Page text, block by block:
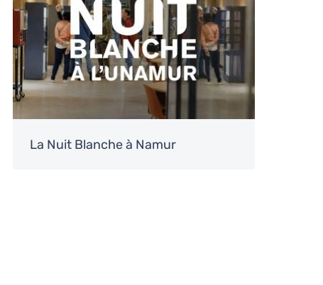
La Nuit Blanche à Namur